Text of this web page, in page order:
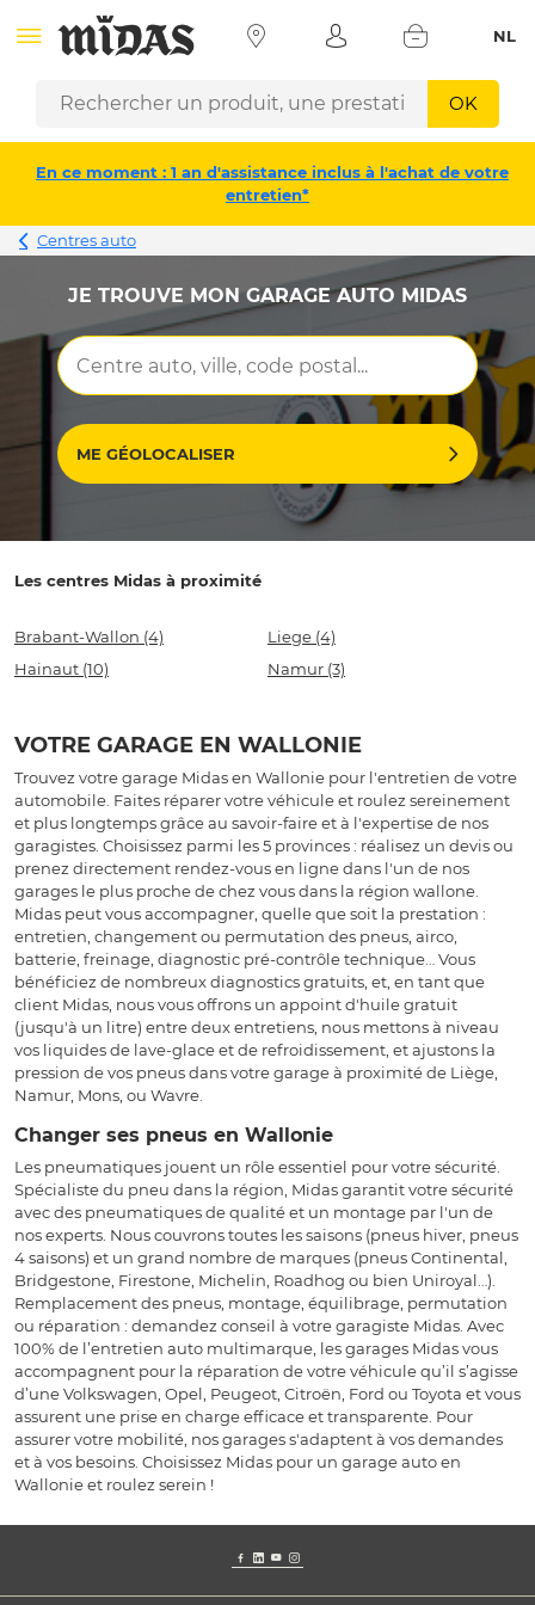
NL
OK
En ce moment : 1 an d'assistance inclus à l'achat de votre
entretien*
Centres auto
JE TROUVE MON GARAGE AUTO MIDAS
ME GÉOLOCALISER
Les centres Midas à proximité
Brabant-Wallon (4)
Hainaut (10)
Liege (4)
Namur (3)
VOTRE GARAGE EN WALLONIE
Trouvez votre garage Midas en Wallonie pour l'entretien de votre
automobile. Faites réparer votre véhicule et roulez sereinement
et plus longtemps grâce au savoir-faire et à l'expertise de nos
garagistes. Choisissez parmi les 5 provinces : réalisez un devis ou
prenez directement rendez-vous en ligne dans l'un de nos
garages le plus proche de chez vous dans la région wallone.
Midas peut vous accompagner, quelle que soit la prestation :
entretien, changement ou permutation des pneus, airco,
batterie, freinage, diagnostic pré-contrôle technique… Vous
bénéficiez de nombreux diagnostics gratuits, et, en tant que
client Midas, nous vous offrons un appoint d'huile gratuit
(jusqu'à un litre) entre deux entretiens, nous mettons à niveau
vos liquides de lave-glace et de refroidissement, et ajustons la
pression de vos pneus dans votre garage à proximité de Liège,
Namur, Mons, ou Wavre.
Changer ses pneus en Wallonie
Les pneumatiques jouent un rôle essentiel pour votre sécurité.
Spécialiste du pneu dans la région, Midas garantit votre sécurité
avec des pneumatiques de qualité et un montage par l'un de
nos experts. Nous couvrons toutes les saisons (pneus hiver, pneus
4 saisons) et un grand nombre de marques (pneus Continental,
Bridgestone, Firestone, Michelin, Roadhog ou bien Uniroyal…).
Remplacement des pneus, montage, équilibrage, permutation
ou réparation : demandez conseil à votre garagiste Midas. Avec
100% de l’entretien auto multimarque, les garages Midas vous
accompagnent pour la réparation de votre véhicule qu’il s’agisse
d’une Volkswagen, Opel, Peugeot, Citroën, Ford ou Toyota et vous
assurent une prise en charge efficace et transparente. Pour
assurer votre mobilité, nos garages s'adaptent à vos demandes
et à vos besoins. Choisissez Midas pour un garage auto en
Wallonie et roulez serein !